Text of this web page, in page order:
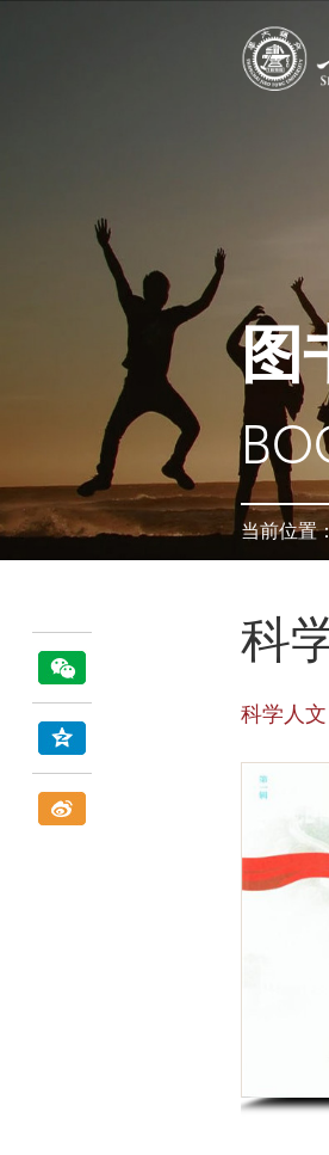
图
当前位置
科
科学人文